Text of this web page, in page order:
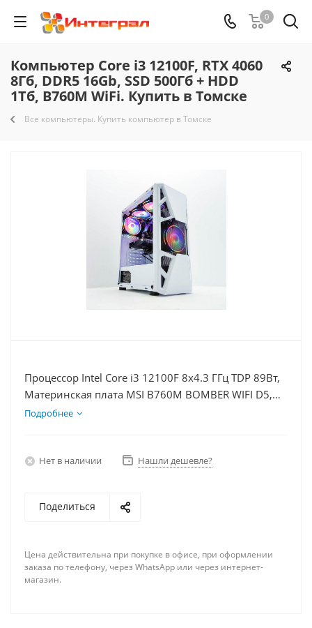
0
Компьютер Core i3 12100F, RTX 4060
8Гб, DDR5 16Gb, SSD 500Гб + HDD
1Тб, B760M WiFi. Купить в Томске
Все компьютеры. Купить компьютер в Томске
Процессор Intel Core i3 12100F 8x4.3 ГГц TDP 89Вт,
Материнская плата MSI B760M BOMBER WIFI D5,
Видеокарта RTX 4060 8Гб, Память DDR5 16Gb,
Подробнее
Нет в наличии Нашли дешевле?
Поделиться
Цена действительна при покупке в офисе, при оформлении
заказа по телефону, через WhatsApp или через интернет-
магазин.